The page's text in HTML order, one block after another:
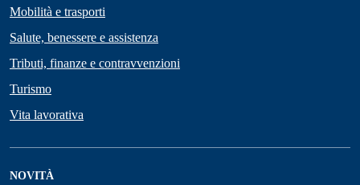
Mobilità e trasporti
Salute, benessere e assistenza
Tributi, finanze e contravvenzioni
Turismo
Vita lavorativa
NOVITÀ